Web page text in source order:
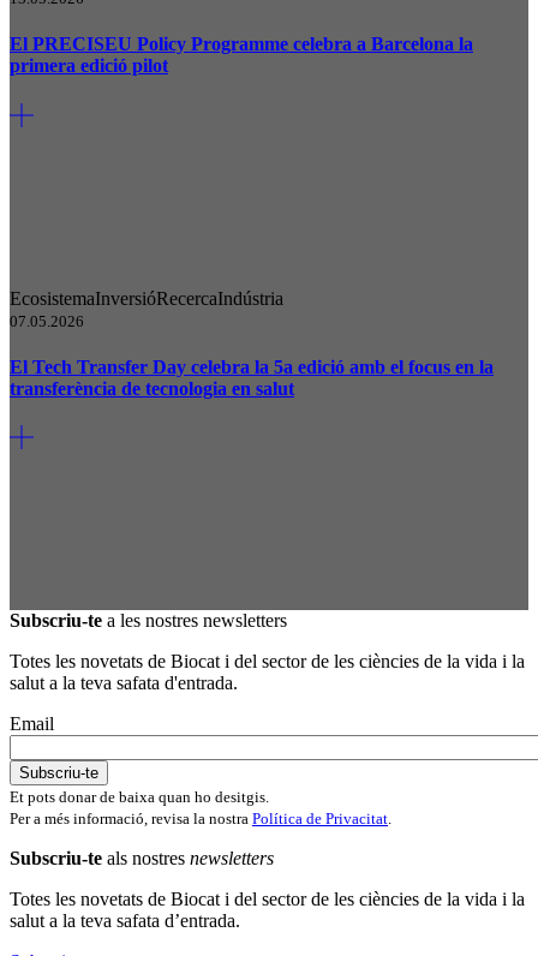
El PRECISEU Policy Programme celebra a Barcelona la
primera edició pilot
EcosistemaInversióRecercaIndústria
07.05.2026
El Tech Transfer Day celebra la 5a edició amb el focus en la
transferència de tecnologia en salut
Subscriu-te a les nostres newsletters
Totes les novetats de Biocat i del sector de les ciències de la vida i la
salut a la teva safata d'entrada.
Email
Et pots donar de baixa quan ho desitgis.
Per a més informació, revisa la nostra Política de Privacitat.
Subscriu-te als nostres newsletters
Totes les novetats de Biocat i del sector de les ciències de la vida i la
salut a la teva safata d’entrada.